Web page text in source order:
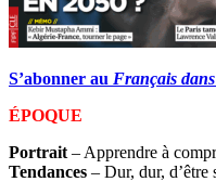
S’abonner au Français
ÉPOQUE
Portrait – Apprendre à
Tendances – Dur, dur, d’être